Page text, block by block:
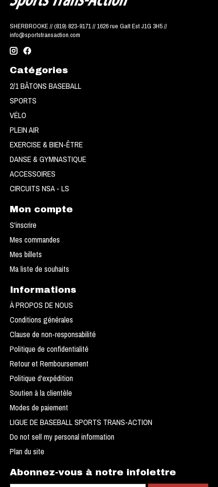
SHERBROOKE // (819) 823-9171 // 1626 rue Galt Est J1G 3H5 //
info@sportstransaction.com
Catégories
2/1 BÂTONS BASEBALL
SPORTS
VÉLO
PLEIN AIR
EXERCISE & BIEN-ÊTRE
DANSE & GYMNASTIQUE
ACCESSOIRES
CIRCUITS NSA - LS
Mon compte
S'inscrire
Mes commandes
Mes billets
Ma liste de souhaits
Informations
À PROPOS DE NOUS
Conditions générales
Clause de non-responsabilité
Politique de confidentialité
Retour et Remboursement
Politique d'expédition
Soutien à la clientèle
Modes de paiement
LIGUE DE BASEBALL SPORTS TRANS-ACTION
Do not sell my personal information
Plan du site
Abonnez-vous à notre infolettre